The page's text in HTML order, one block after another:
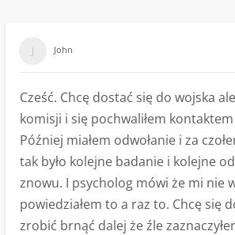
John
Cześć. Chcę dostać się do wojska
komisji i się pochwaliłem
Później miałem odwołanie i za
tak było kolejne badanie i kolejne
znowu. I psycholog mówi że mi nie
powiedziałem to a raz to. Chcę się
zrobić brnąć dalej że źle